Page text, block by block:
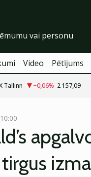
Video Pētījums
Tallinn −0,06% 2 157,09
tirgus